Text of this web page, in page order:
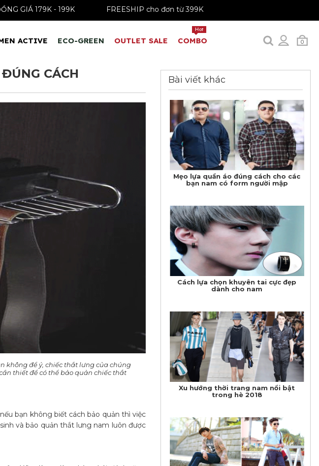
FREESHIP cho đơn từ 399K
0
ACTIVE ECO-GREEN OUTLET SALE COMBO
Hot
CÁCH
không để ý, chiếc thắt lưng của chúng
thiết để có thể bảo quản chiếc thắt
bạn không biết cách bảo quản thì việc
và bảo quản thắt lưng nam luôn được
Bài viết khác
Mẹo lựa quần áo đúng cách cho các
bạn nam có form người mập
Cách lựa chọn khuyên tai cực đẹp
dành cho nam
Xu hướng thời trang nam nổi bật
trong hè 2018